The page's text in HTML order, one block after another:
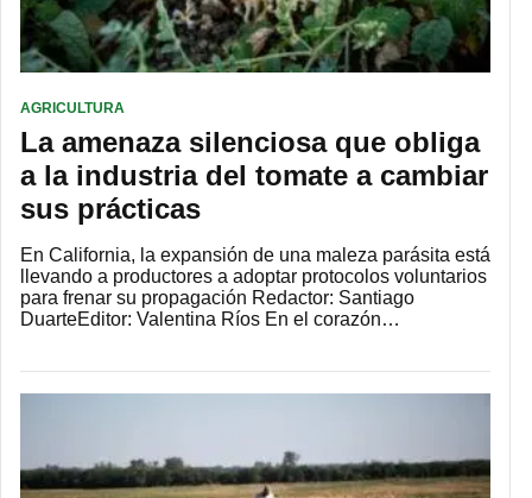
AGRICULTURA
La amenaza silenciosa que obliga
a la industria del tomate a cambiar
sus prácticas
En California, la expansión de una maleza parásita está
llevando a productores a adoptar protocolos voluntarios
para frenar su propagación Redactor: Santiago
DuarteEditor: Valentina Ríos En el corazón…